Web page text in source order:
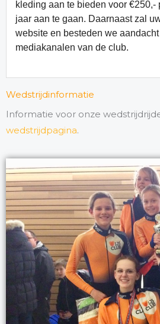
Wedstrijdinformatie
Informatie voor onze
wedstrijdpagina.